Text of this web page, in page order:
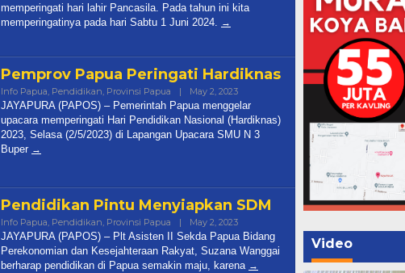
memperingati hari lahir Pancasila. Pada tahun ini kita
memperingatinya pada hari Sabtu 1 Juni 2024.
Pemprov Papua Peringati Hardiknas
Info Papua, Pendidikan, Provinsi Papua | May 2, 2023
Papua
Pos
JAYAPURA (PAPOS) – Pemerintah Papua menggelar
upacara memperingati Hari Pendidikan Nasional (Hardiknas)
2023, Selasa (2/5/2023) di Lapangan Upacara SMU N 3
Buper
Pendidikan Pintu Menyiapkan SDM
Info Papua, Pendidikan, Provinsi Papua | May 2, 2023
Papua
Pos
JAYAPURA (PAPOS) – Plt Asisten II Sekda Papua Bidang
Perekonomian dan Kesejahteraan Rakyat, Suzana Wanggai
berharap pendidikan di Papua semakin maju, karena
Video